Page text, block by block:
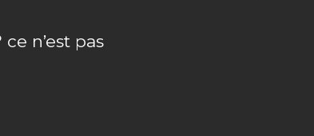
n’est pas